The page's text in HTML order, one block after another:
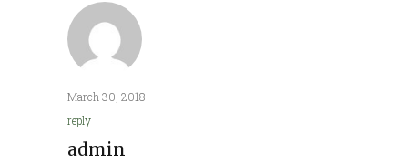
March 30, 2018
reply
admin